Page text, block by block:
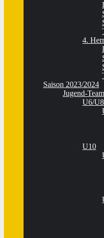
4.
Saison 2023/2024
Jugend-
U6/U8
U10